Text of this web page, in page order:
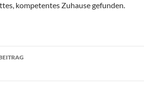
kompetentes Zuhause gefunden.